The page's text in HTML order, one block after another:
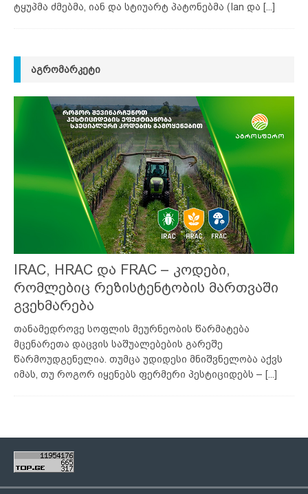
ტყუპმა ძმებმა, იან და სტიუარტ პატონებმა (Ian და [...]
ᲐᲒᲠᲝᲛᲐᲠᲙᲔᲢᲘ
IRAC, HRAC და FRAC – კოდები,
რომლებიც რეზისტენტობის მართვაში
გვეხმარება
თანამედროვე სოფლის მეურნეობის წარმატება
მცენარეთა დაცვის საშუალებების გარეშე
წარმოუდგენელია. თუმცა უდიდესი მნიშვნელობა აქვს
იმას, თუ როგორ იყენებს ფერმერი პესტიციდებს – [...]